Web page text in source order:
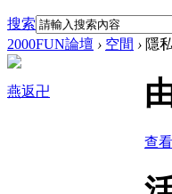
搜索
2000FUN論壇 › 空間 › 隱
燕返卍
查